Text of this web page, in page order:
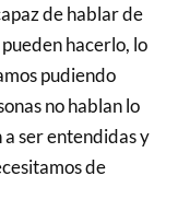
de hablar de
hacerlo, lo
pudiendo
no hablan lo
ser entendidas y
de